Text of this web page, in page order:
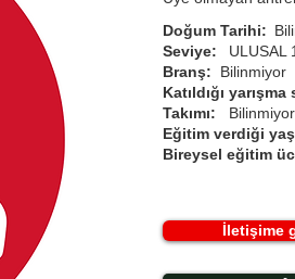
Doğum Tarihi:
Seviye:
ULUSAL
Branş:
Bilinmiyor
Katıldığı yarışma
Takımı:
Bilinmiyor
Eğitim verdiği
Bireysel eğitim
İletişime